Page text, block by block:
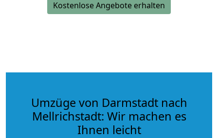
Kostenlose Angebote erhalten
Umzüge von Darmstadt nach
Mellrichstadt: Wir machen es
Ihnen leicht